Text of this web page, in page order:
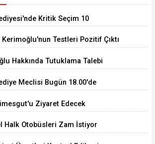
Kritik Seçim 10
Testleri Pozitif Çıktı
Hakkında Tutuklama Talebi
Meclisi Bugün 18.00'de
Ziyaret Edecek
Halk Otobüsleri Zam İstiyor